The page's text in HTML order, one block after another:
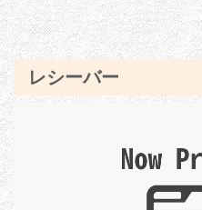
レシーバー